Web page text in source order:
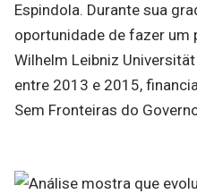
Espindola. Durante sua
oportunidade de fazer
Wilhelm Leibniz
entre 2013 e 2015,
Sem Fronteiras do